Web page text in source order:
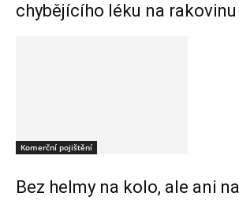
chybějícího léku na rakovinu
Komerční pojištění
Bez helmy na kolo, ale ani